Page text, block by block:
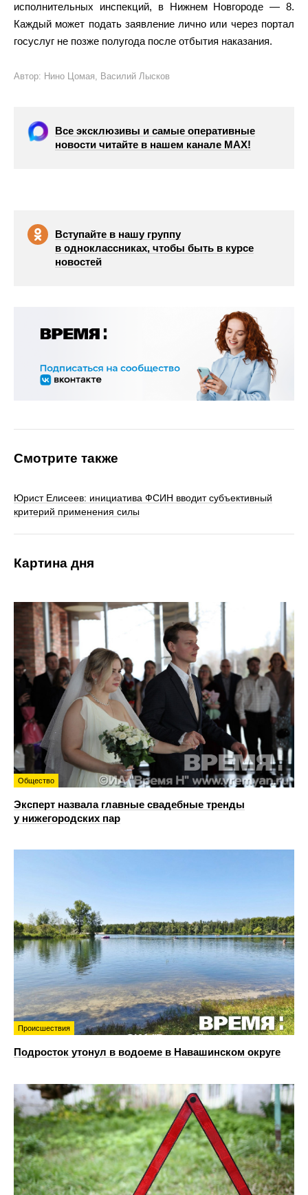
исполнительных инспекций, в Нижнем Новгороде — 8.
Каждый может подать заявление лично или через портал
госуслуг не позже полугода после отбытия наказания.
Автор: Нино Цомая, Василий Лысков
Все эксклюзивы и самые оперативные
новости читайте в нашем канале МАХ!
Вступайте в нашу группу
в одноклассниках, чтобы быть в курсе
новостей
Смотрите также
Юрист Елисеев: инициатива ФСИН вводит субъективный
критерий применения силы
Картина дня
Общество
Эксперт назвала главные свадебные тренды
у нижегородских пар
Происшествия
Подросток утонул в водоеме в Навашинском округе